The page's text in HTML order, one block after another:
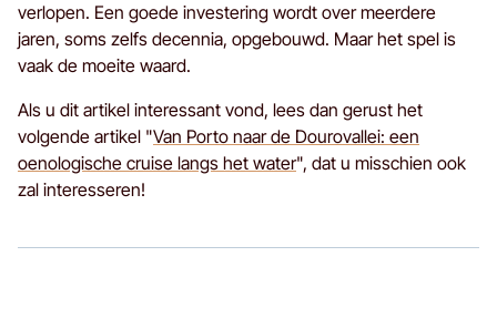
verlopen. Een goede investering wordt over meerdere
jaren, soms zelfs decennia, opgebouwd. Maar het spel is
vaak de moeite waard.
Als u dit artikel interessant vond, lees dan gerust het
volgende artikel "Van Porto naar de Dourovallei: een
oenologische cruise langs het water", dat u misschien ook
zal interesseren!